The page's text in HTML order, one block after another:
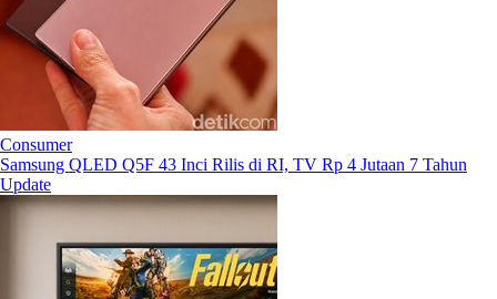
Consumer
Samsung QLED Q5F 43 Inci Rilis di RI, TV Rp 4 Jutaan 7 Tahun
Update